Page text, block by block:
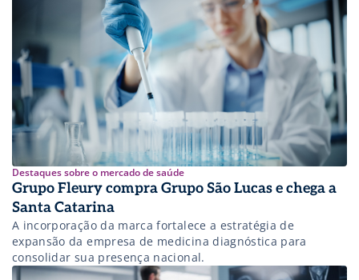
Destaques sobre o mercado de saúde
Grupo Fleury compra Grupo São Lucas e chega a
Santa Catarina
A incorporação da marca fortalece a estratégia de
expansão da empresa de medicina diagnóstica para
consolidar sua presença nacional.